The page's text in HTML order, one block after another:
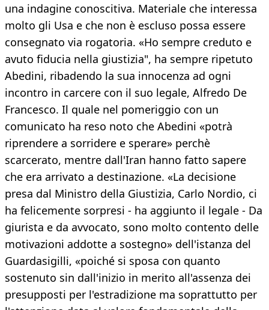
una indagine conoscitiva. Materiale che interessa
molto gli Usa e che non è escluso possa essere
consegnato via rogatoria. «Ho sempre creduto e
avuto fiducia nella giustizia", ha sempre ripetuto
Abedini, ribadendo la sua innocenza ad ogni
incontro in carcere con il suo legale, Alfredo De
Francesco. Il quale nel pomeriggio con un
comunicato ha reso noto che Abedini «potrà
riprendere a sorridere e sperare» perchè
scarcerato, mentre dall'Iran hanno fatto sapere
che era arrivato a destinazione. «La decisione
presa dal Ministro della Giustizia, Carlo Nordio, ci
ha felicemente sorpresi - ha aggiunto il legale - Da
giurista e da avvocato, sono molto contento delle
motivazioni addotte a sostegno» dell'istanza del
Guardasigilli, «poiché si sposa con quanto
sostenuto sin dall'inizio in merito all'assenza dei
presupposti per l'estradizione ma soprattutto per